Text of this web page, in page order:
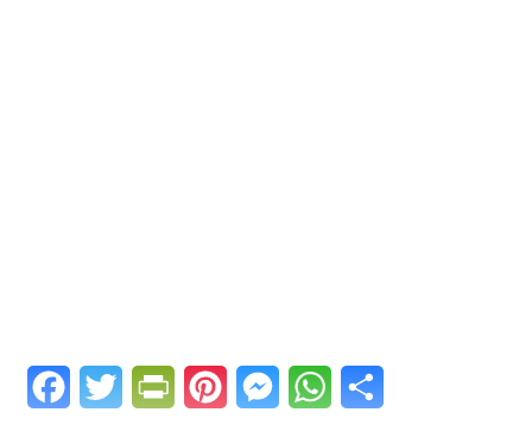
FacebookTwitter PrintFriendly
PinterestMessengerWhatsApp